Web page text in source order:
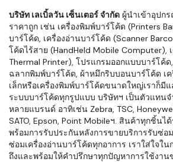
บริษัท เลเบิ้ลวัน เซ็นเตอร์ จำกัด ผู้นำเข้าอุปก
ราคาถูก เช่น เครื่องพิมพ์บาร์โค้ด (Printers
บาร์โค้ด, เครื่องอ่านบาร์โค้ด (Scanner
โค้ดไร้สาย (HandHeld Mobile Computer),
Thermal Printer), โปรแกรมออกแบบบาร์โค้ด
ฉลากพิมพ์บาร์โค้ด, ผ้าหมึกริบบอนบาร์โค้ด เ
เล็กหรือเครื่องพิมพ์บาร์โค้ดขนาดใหญ่เราก็มี
ระบบบาร์โค้ดทุกรูปแบบ บริษัทฯ เป็นตัวแทน
หลายแบรนด์ อาทิเช่น Zebra, TSC,
SATO, Epson, Point Mobileฯ. สินค้าทุกชิ้น
พร้อมการรับประกันหลังการขายบริการรับซ่อ
ซ่อมเครื่องอ่านบาร์โค้ดทุกอาการ เราใส่ใจใ
ถึงและพร้อมให้คำปรึกษาทุกปัญหาการใช้งาน